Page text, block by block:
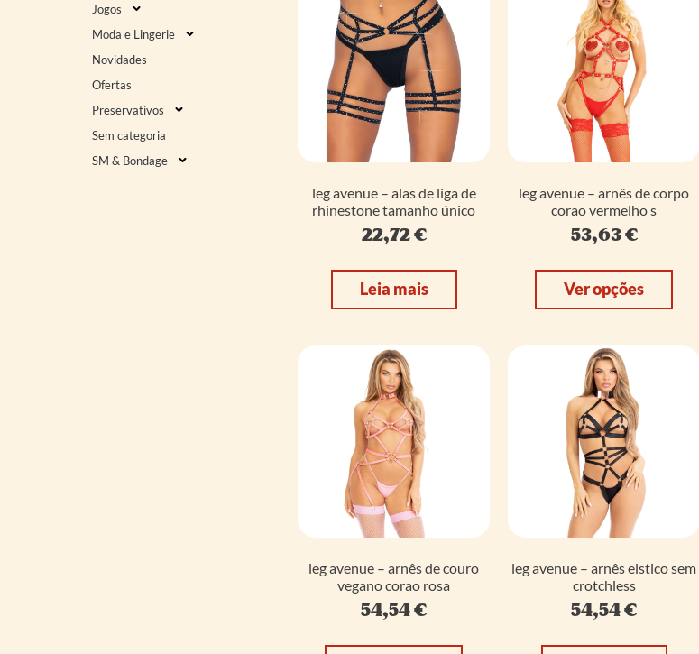
Jogos
Moda e Lingerie
Novidades
Ofertas
Preservativos
Sem categoria
SM & Bondage
leg avenue – alas de liga de
rhinestone tamanho único
22,72€
Leia mais
leg avenue – arnês de corpo
corao vermelho s
53,63€
Ver opções
leg avenue – arnês de couro
vegano corao rosa
54,54€
leg avenue – arnês elstico sem
crotchless
54,54€